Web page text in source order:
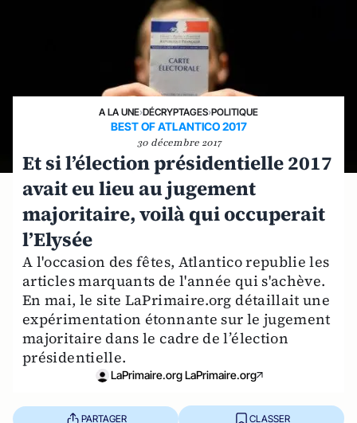
A LA UNE›DÉCRYPTAGES›POLITIQUE
BEST OF ATLANTICO 2017
30 décembre 2017
Et si l’élection présidentielle 2017
avait eu lieu au jugement
majoritaire, voilà qui occuperait
l’Elysée
A l'occasion des fêtes, Atlantico republie les
articles marquants de l'année qui s'achève.
En mai, le site LaPrimaire.org détaillait une
expérimentation étonnante sur le jugement
majoritaire dans le cadre de l’élection
présidentielle.
LaPrimaire.org LaPrimaire.org
PARTAGER CLASSER